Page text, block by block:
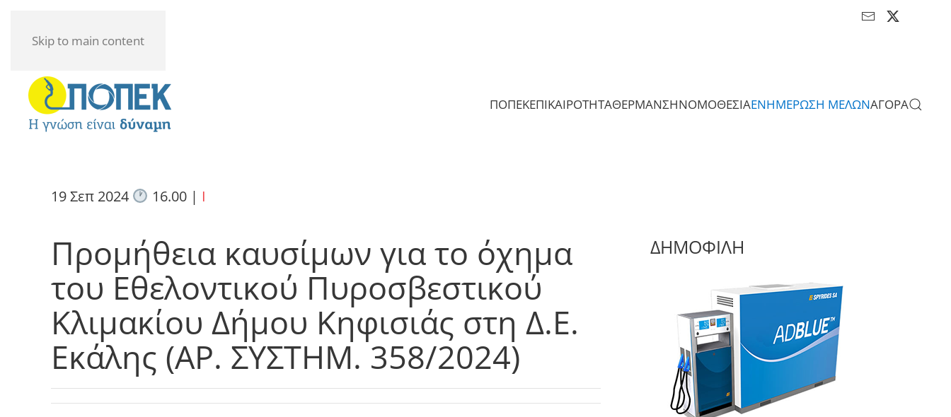
Skip to main content
ΠΟΠΕΚΕΠΙΚΑΙΡΟΤΗΤΑΘΕΡΜΑΝΣΗΝΟΜΟΘΕΣΙΑΕΝΗΜΕΡΩΣΗ ΜΕΛΩΝΑΓΟΡΑ
19 Σεπ 2024 16.00| I
Προμήθεια καυσίμων για το όχημα
του Εθελοντικού Πυροσβεστικού
Κλιμακίου Δήμου Κηφισιάς στη Δ.Ε.
Εκάλης (ΑΡ. ΣΥΣΤΗΜ. 358/2024)
ΔΗΜΟΦΙΛΗ